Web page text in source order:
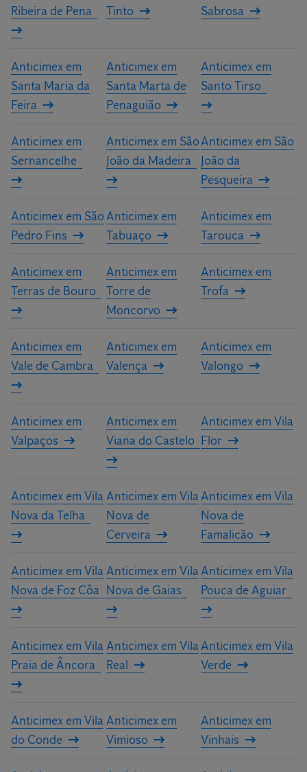
Ribeira de Pena Tinto Sabrosa
Anticimex em
Santa Maria da
Feira
Anticimex em
Santa Marta de
Penaguião
Anticimex em
Santo Tirso
Anticimex em
Sernancelhe
Anticimex em São
João da Madeira
Anticimex em São
João da
Pesqueira
Anticimex em São
Pedro Fins
Anticimex em
Tabuaço
Anticimex em
Tarouca
Anticimex em
Terras de Bouro
Anticimex em
Torre de
Moncorvo
Anticimex em
Trofa
Anticimex em
Vale de Cambra
Anticimex em
Valença
Anticimex em
Valongo
Anticimex em
Valpaços
Anticimex em
Viana do Castelo
Anticimex em Vila
Flor
Anticimex em Vila
Nova da Telha
Anticimex em Vila
Nova de
Cerveira
Anticimex em Vila
Nova de
Famalicão
Anticimex em Vila
Nova de Foz Côa
Anticimex em Vila
Nova de Gaias
Anticimex em Vila
Pouca de Aguiar
Anticimex em Vila
Praia de Âncora
Anticimex em Vila
Real
Anticimex em Vila
Verde
Anticimex em Vila
do Conde
Anticimex em
Vimioso
Anticimex em
Vinhais